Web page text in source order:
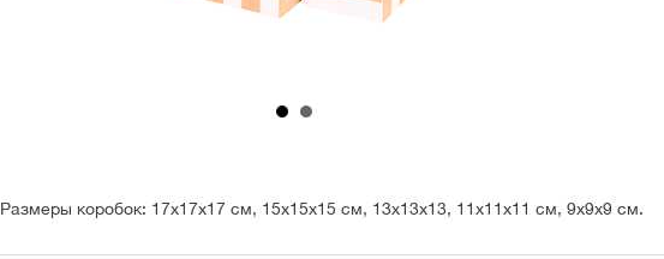
Размеры коробок: 17х17х17 см, 15х15х15 см, 13х13х13, 11х11х11 см, 9х9х9 см.